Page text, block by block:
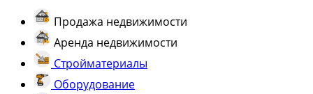
Продажа недвижимости
Аренда недвижимости
Стройматериалы
Оборудование